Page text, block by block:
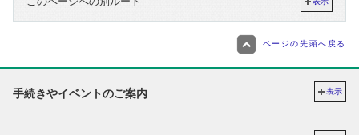
ページの先頭へ戻る
手続きやイベントのご案内 表示